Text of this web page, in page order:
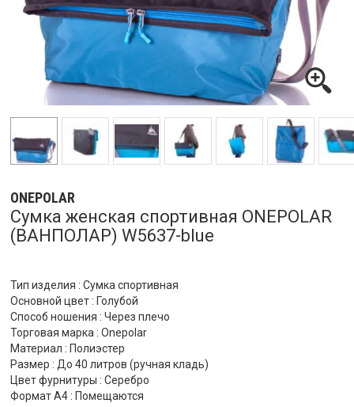
ONEPOLAR
Сумка женская спортивная ONEPOLAR
(ВАНПОЛАР) W5637-blue
Тип изделия : Сумка спортивная
Основной цвет : Голубой
Способ ношения : Через плечо
Торговая марка : Onepolar
Материал : Полиэстер
Размер : До 40 литров (ручная кладь)
Цвет фурнитуры : Серебро
Формат А4 : Помещаются